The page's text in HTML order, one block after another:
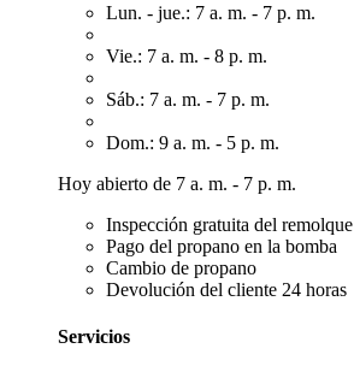
Lun. - jue.: 7 a. m. - 7 p. m.
Vie.: 7 a. m. - 8 p. m.
Sáb.: 7 a. m. - 7 p. m.
Dom.: 9 a. m. - 5 p. m.
Hoy abierto de 7 a. m. - 7 p. m.
Inspección gratuita del remolque
Pago del propano en la bomba
Cambio de propano
Devolución del cliente 24 horas
Servicios